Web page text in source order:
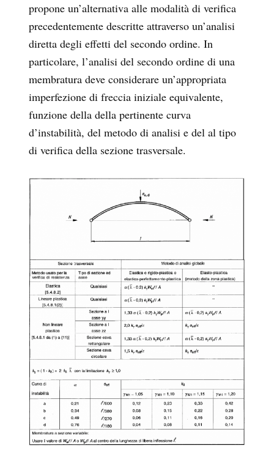
propone un’alternativa alle modalità di verifica
precedentemente descritte attraverso un’analisi
diretta degli effetti del secondo ordine. In
particolare, l’analisi del secondo ordine di una
membratura deve considerare un’appropriata
imperfezione di freccia iniziale equivalente,
funzione della della pertinente curva
d’instabilità, del metodo di analisi e del al tipo
di verifica della sezione trasversale.